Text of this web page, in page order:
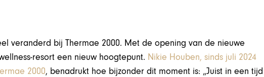
veranderd bij Thermae 2000. Met de opening van de nieuwe
resort een nieuw hoogtepunt. Nikie Houben, sinds juli 2024
2000, benadrukt hoe bijzonder dit moment is: „Juist in een tijd